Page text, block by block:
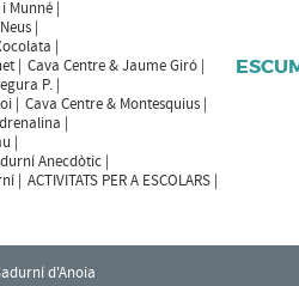
Munné
Cava Centre & Jaume Giró
P.
Cava Centre & Montesquius
Anecdòtic
ACTIVITATS PER A ESCOLARS
d'Anoia